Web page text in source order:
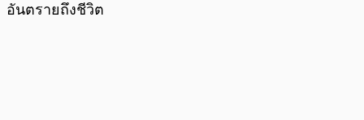
อันตรายถึงชีวิต